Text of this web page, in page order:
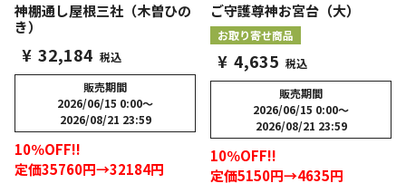
神棚通し屋根三社（木曽ひの
き）
¥ 32,184 税込
販売期間
2026/06/15 0:00〜
2026/08/21 23:59
10％OFF!!
定価35760円→32184円
ご守護尊神お宮台（大）
お取り寄せ商品
¥ 4,635 税込
販売期間
2026/06/15 0:00〜
2026/08/21 23:59
10％OFF!!
定価5150円→4635円